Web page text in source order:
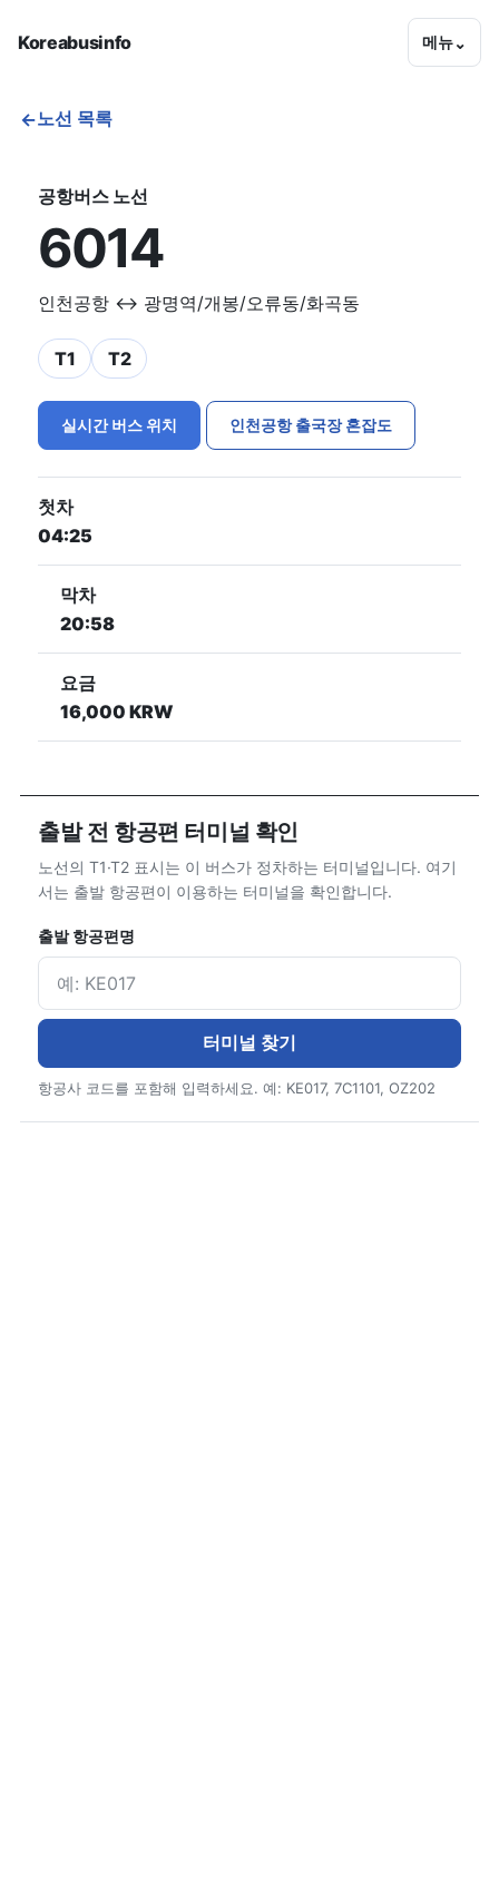
Koreabusinfo 메뉴⌄
←노선 목록
공항버스 노선
6014
인천공항 ↔ 광명역/개봉/오류동/화곡동
T1 T2
실시간 버스 위치 인천공항 출국장 혼잡도
첫차
04:25
막차
20:58
요금
16,000 KRW
출발 전 항공편 터미널 확인
노선의 T1·T2 표시는 이 버스가 정차하는 터미널입니다. 여기
서는 출발 항공편이 이용하는 터미널을 확인합니다.
출발 항공편명
터미널 찾기
항공사 코드를 포함해 입력하세요. 예: KE017, 7C1101, OZ202